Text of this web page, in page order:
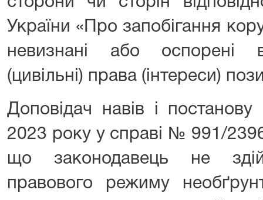
України «Про запобігання
невизнані або оспорені
(цивільні) права (інтереси)
Доповідач навів і
2023 року у справі № 991/
що законодавець не
правового режиму